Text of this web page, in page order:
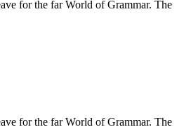
for the far World of Grammar. The
for the far World of Grammar. The